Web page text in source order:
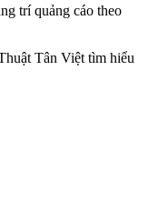
trí quảng cáo theo
Tân Việt tìm hiểu